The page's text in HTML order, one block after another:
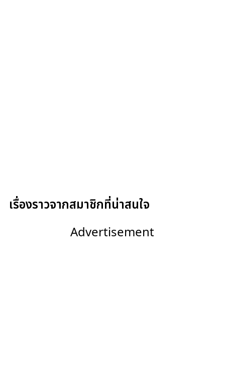
เรื่องราวจากสมาชิกที่น่าสนใจ
Advertisement